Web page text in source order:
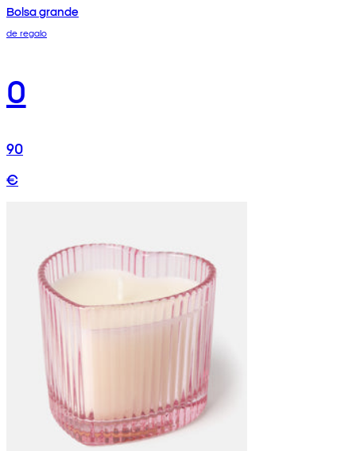
Bolsa grande
de regalo
0
90
€